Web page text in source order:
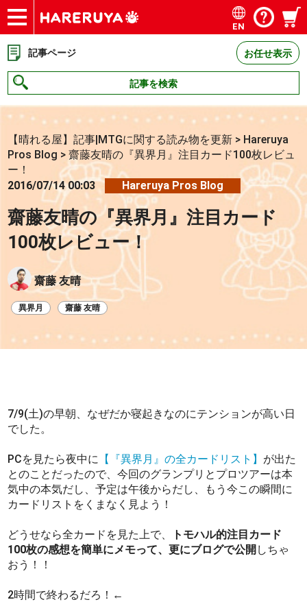
ショップ
買取
記事
デッキ検索
デッキ構築
選手一覧
店舗一覧
イベント
お問い合わせ
EN
記事ページ お任せ表示
記事を検索
【晴れる屋】記事|MTGに関する読み物を更新 > Hareruya
Pros Blog >齋藤友晴の『異界月』注目カード100枚レビュ
ー！
2016/07/14 00:03
Hareruya Pros Blog
齋藤友晴の『異界月』注目カード
100枚レビュー！
齋藤 友晴
異界月 齋藤 友晴
7/9(土)の早朝、なぜだか寝起きなのにテンションが高い日
でした。
PCを見たら夜中に 【『異界月』の全カードリスト】 が出た
とのことだったので、今回のグランプリとプロツアーは本
気中の本気だし、予定は午後からだし、もう今この瞬間に
カードリストをくまなく見よう！
どうせなら全カードを見た上で、
トモハル的注目カード
100枚の感想を簡単にメモって、更にブログで公開 しちゃ
おう！！
2時間で終わるだろ！←